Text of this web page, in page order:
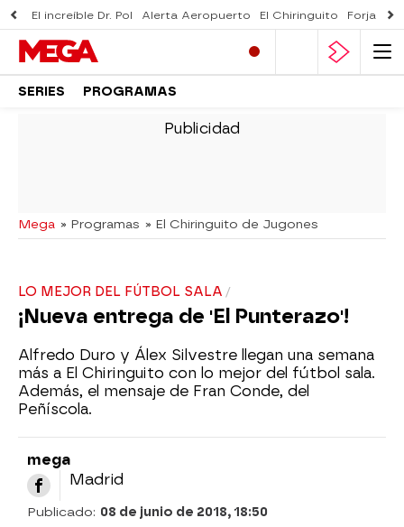
El increíble Dr. Pol Alerta Aeropuerto El Chiringuito Forjado
SERIES PROGRAMAS
Mega » Programas » El Chiringuito de Jugones
LO MEJOR DEL FÚTBOL SALA
¡Nueva entrega de 'El Punterazo'!
Alfredo Duro y Álex Silvestre llegan una semana
más a El Chiringuito con lo mejor del fútbol sala.
Además, el mensaje de Fran Conde, del
Peñíscola.
mega
Madrid
Publicado: 08 de junio de 2018, 18:50